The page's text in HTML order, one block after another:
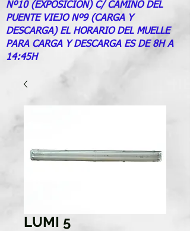
Nº10 (EXPOSICION) C/ CAMINO DEL
PUENTE VIEJO Nº9 (CARGA Y
DESCARGA) EL HORARIO DEL MUELLE
PARA CARGA Y DESCARGA ES DE 8H A
14:45H
LUMI 5